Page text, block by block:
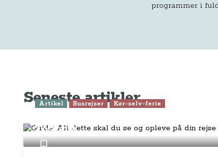
programmer i
Seneste artikler
Artikel Busrejser Kør-selv-ferie
Toscana